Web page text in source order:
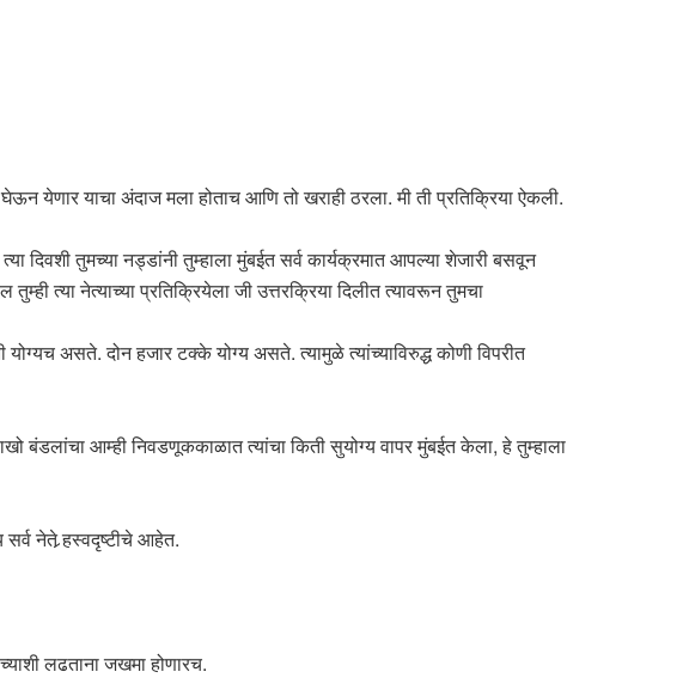
घेऊन येणार याचा अंदाज मला होताच आणि तो खराही ठरला. मी ती प्रतिक्रिया ऐकली.
दिवशी तुमच्या नड्डांनी तुम्हाला मुंबईत सर्व कार्यक्रमात आपल्या शेजारी बसवून
त्या नेत्याच्या प्रतिक्रियेला जी उत्तरक्रिया दिलीत त्यावरून तुमचा
असते. दोन हजार टक्के योग्य असते. त्यामुळे त्यांच्याविरुद्ध कोणी विपरीत
बंडलांचा आम्ही निवडणूककाळात त्यांचा किती सुयोग्य वापर मुंबईत केला, हे तुम्हाला
नेते र्‍हस्वदृष्टीचे आहेत.
लढताना जखमा होणारच.